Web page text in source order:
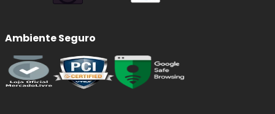
Ambiente Seguro